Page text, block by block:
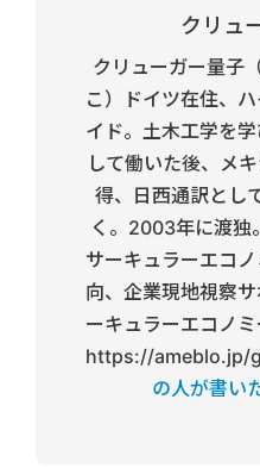
クリュ
クリューガー量子
こ）ドイツ在住、
イド。土木工学を
して働いた後、メ
得、日西通訳とし
く。2003年に渡独
サーキュラーエコ
向、企業現地視察
ーキュラーエコノ
https://ameblo.jp/
の人が書い